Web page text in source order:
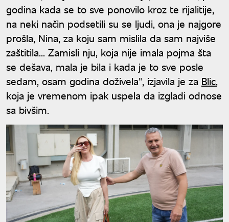
godina kada se to sve ponovilo kroz te rijalitije,
na neki način podsetili su se ljudi, ona je najgore
prošla, Nina, za koju sam mislila da sam najviše
zaštitila... Zamisli nju, koja nije imala pojma šta
se dešava, mala je bila i kada je to sve posle
sedam, osam godina doživela", izjavila je za Blic,
koja je vremenom ipak uspela da izgladi odnose
sa bivšim.